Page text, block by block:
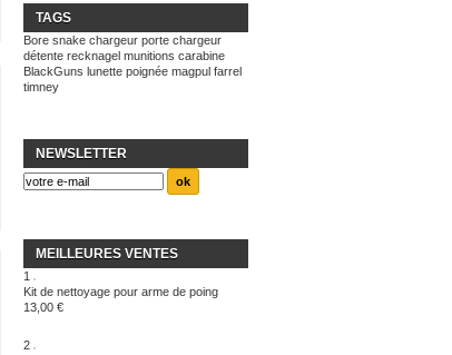
TAGS
Bore snake chargeur porte chargeur
détente recknagel munitions carabine
BlackGuns lunette poignée magpul farrel
timney
NEWSLETTER
MEILLEURES VENTES
1
Kit de nettoyage pour arme de poing
13,00 €
2